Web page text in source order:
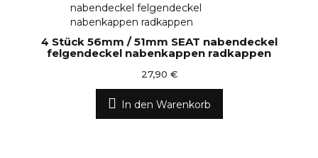
4 Stück 56mm / 51mm SEAT nabendeckel
felgendeckel nabenkappen radkappen
27,90 €
In den Warenkorb